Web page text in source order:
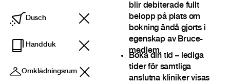
Dusch
Handduk
Omklädningsrum
blir debiterade fullt
belopp på plats om
bokning ändå gjorts i
egenskap av Bruce-
medlem.
Boka din tid – lediga
tider för samtliga
anslutna kliniker visas